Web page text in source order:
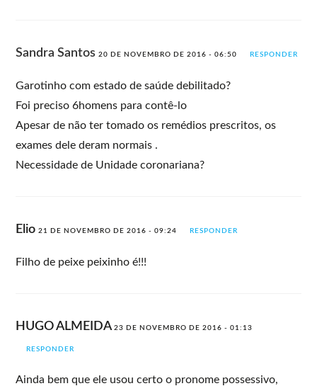
Sandra Santos 20 DE NOVEMBRO DE 2016 - 06:50 RESPONDER
Garotinho com estado de saúde debilitado?
Foi preciso 6homens para contê-lo
Apesar de não ter tomado os remédios prescritos, os
exames dele deram normais .
Necessidade de Unidade coronariana?
Elio21 DE NOVEMBRO DE 2016 - 09:24 RESPONDER
Filho de peixe peixinho é!!!
HUGO ALMEIDA23 DE NOVEMBRO DE 2016 - 01:13
RESPONDER
Ainda bem que ele usou certo o pronome possessivo,